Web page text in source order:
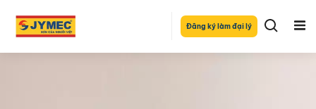
Đăng ký làm đại lý